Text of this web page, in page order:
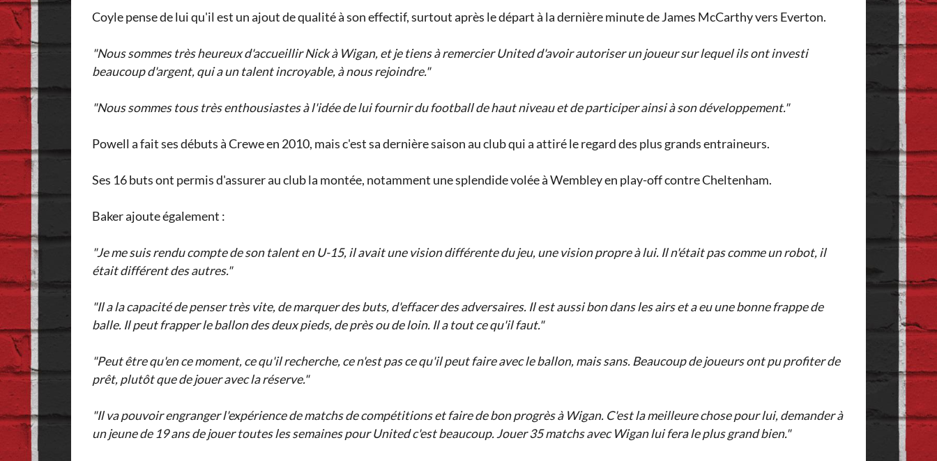
Coyle pense de lui qu'il est un ajout de qualité à son effectif, surtout après le départ à la dernière minute de James McCarthy vers Everton.
"Nous sommes très heureux d'accueillir Nick à Wigan, et je tiens à remercier United d'avoir autoriser un joueur sur lequel ils ont investi
beaucoup d'argent, qui a un talent incroyable, à nous rejoindre."
"Nous sommes tous très enthousiastes à l'idée de lui fournir du football de haut niveau et de participer ainsi à son développement."
Powell a fait ses débuts à Crewe en 2010, mais c'est sa dernière saison au club qui a attiré le regard des plus grands entraineurs.
Ses 16 buts ont permis d'assurer au club la montée, notamment une splendide volée à Wembley en play-off contre Cheltenham.
Baker ajoute également :
"Je me suis rendu compte de son talent en U-15, il avait une vision différente du jeu, une vision propre à lui. Il n'était pas comme un robot, il
était différent des autres."
"Il a la capacité de penser très vite, de marquer des buts, d'effacer des adversaires. Il est aussi bon dans les airs et a eu une bonne frappe de
balle. Il peut frapper le ballon des deux pieds, de près ou de loin. Il a tout ce qu'il faut."
"Peut être qu'en ce moment, ce qu'il recherche, ce n'est pas ce qu'il peut faire avec le ballon, mais sans. Beaucoup de joueurs ont pu profiter de
prêt, plutôt que de jouer avec la réserve."
"Il va pouvoir engranger l'expérience de matchs de compétitions et faire de bon progrès à Wigan. C'est la meilleure chose pour lui, demander à
un jeune de 19 ans de jouer toutes les semaines pour United c'est beaucoup. Jouer 35 matchs avec Wigan lui fera le plus grand bien."